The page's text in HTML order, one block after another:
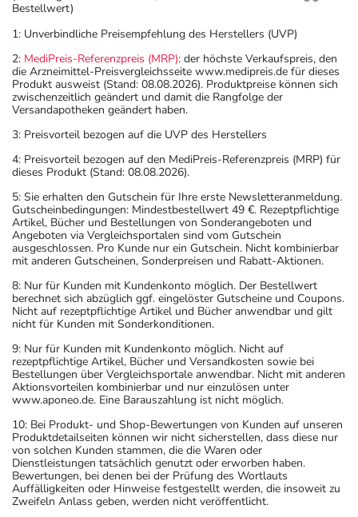
Bestellwert)
1: Unverbindliche Preisempfehlung des Herstellers (UVP)
2: MediPreis-Referenzpreis (MRP): der höchste Verkaufspreis, den
die Arzneimittel-Preisvergleichsseite www.medipreis.de für dieses
Produkt ausweist (Stand: 08.08.2026). Produktpreise können sich
zwischenzeitlich geändert und damit die Rangfolge der
Versandapotheken geändert haben.
3: Preisvorteil bezogen auf die UVP des Herstellers
4: Preisvorteil bezogen auf den MediPreis-Referenzpreis (MRP) für
dieses Produkt (Stand: 08.08.2026).
5: Sie erhalten den Gutschein für Ihre erste Newsletteranmeldung.
Gutscheinbedingungen: Mindestbestellwert 49 €. Rezeptpflichtige
Artikel, Bücher und Bestellungen von Sonderangeboten und
Angeboten via Vergleichsportalen sind vom Gutschein
ausgeschlossen. Pro Kunde nur ein Gutschein. Nicht kombinierbar
mit anderen Gutscheinen, Sonderpreisen und Rabatt-Aktionen.
8: Nur für Kunden mit Kundenkonto möglich. Der Bestellwert
berechnet sich abzüglich ggf. eingelöster Gutscheine und Coupons.
Nicht auf rezeptpflichtige Artikel und Bücher anwendbar und gilt
nicht für Kunden mit Sonderkonditionen.
9: Nur für Kunden mit Kundenkonto möglich. Nicht auf
rezeptpflichtige Artikel, Bücher und Versandkosten sowie bei
Bestellungen über Vergleichsportale anwendbar. Nicht mit anderen
Aktionsvorteilen kombinierbar und nur einzulösen unter
www.aponeo.de. Eine Barauszahlung ist nicht möglich.
10: Bei Produkt- und Shop-Bewertungen von Kunden auf unseren
Produktdetailseiten können wir nicht sicherstellen, dass diese nur
von solchen Kunden stammen, die die Waren oder
Dienstleistungen tatsächlich genutzt oder erworben haben.
Bewertungen, bei denen bei der Prüfung des Wortlauts
Auffälligkeiten oder Hinweise festgestellt werden, die insoweit zu
Zweifeln Anlass geben, werden nicht veröffentlicht.